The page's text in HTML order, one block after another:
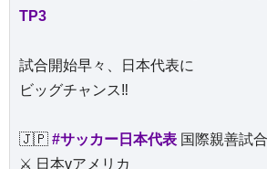
TP3
試合開始早々、日本代表に
ビッグチャンス‼️
🇯🇵 #サッカー日本代表 国際親善試合
⚔️ 日本vアメリカ